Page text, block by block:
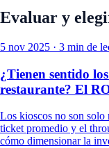
Evaluar y
5 nov 2025 · 3 min de
¿Tienen sentido
restaurante? El
Los kioscos no son
ticket promedio y el
cómo dimensionar la